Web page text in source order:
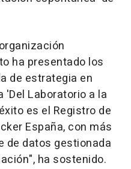
ha presentado los
de estrategia en
Laboratorio a la
es el Registro de
España, con más
de datos gestionada
ha sostenido.